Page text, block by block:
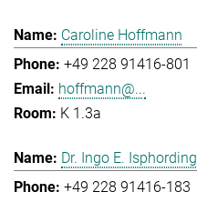
Caroline Hoffmann
+49 228 91416-801
hoffmann@...
K 1.3a
Dr. Ingo E. Isphording
+49 228 91416-183